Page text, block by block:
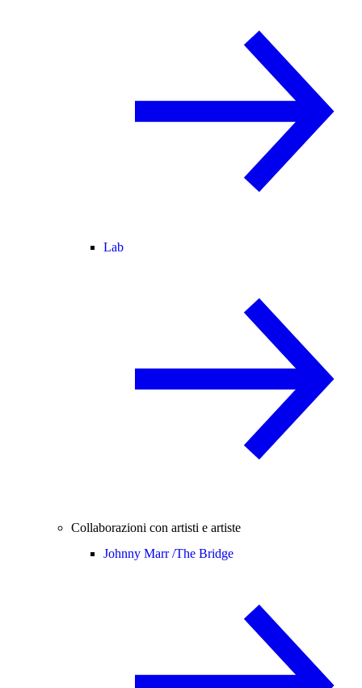
Lab
Collaborazioni con artisti e artiste
Johnny Marr /The Bridge